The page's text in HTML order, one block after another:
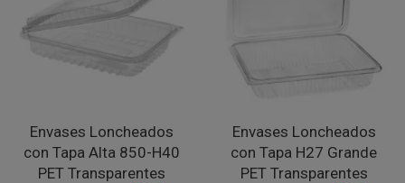
Envases Loncheados
con Tapa Alta 850-H40
PET Transparentes
Envases Loncheados
con Tapa H27 Grande
PET Transparentes